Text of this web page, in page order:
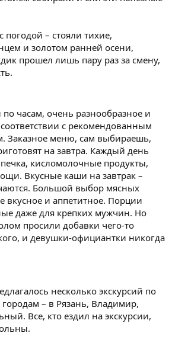
погодой – стояли тихие,
и золотом ранней осени,
прошел лишь пару раз за смену,
часам, очень разнообразное и
с рекомендованным
Заказное меню, сам выбираешь,
на завтра. Каждый день
кисломолочные продукты,
Вкусные каши на завтрак –
Большой выбор мясных
вкусное и аппетитное. Порции
даже для крепких мужчин. Но
просили добавки чего-то
и девушки-официантки никогда
несколько экскурсий по
– в Рязань, Владимир,
Все, кто ездил на экскурсии,